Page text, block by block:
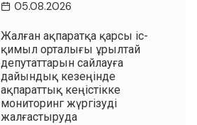
05.08.2026
Жалған ақпаратқа қарсы іс-
қимыл орталығы Құрылтай
депутаттарын сайлауға
дайындық кезеңінде
ақпараттық кеңістікке
мониторинг жүргізуді
жалғастыруда